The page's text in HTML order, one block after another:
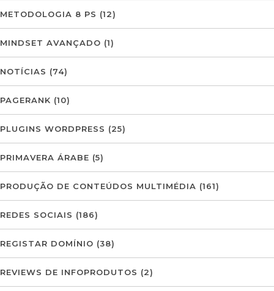
METODOLOGIA 8 PS (12)
MINDSET AVANÇADO (1)
NOTÍCIAS (74)
PAGERANK (10)
PLUGINS WORDPRESS (25)
PRIMAVERA ÁRABE (5)
PRODUÇÃO DE CONTEÚDOS MULTIMÉDIA (161)
REDES SOCIAIS (186)
REGISTAR DOMÍNIO (38)
REVIEWS DE INFOPRODUTOS (2)